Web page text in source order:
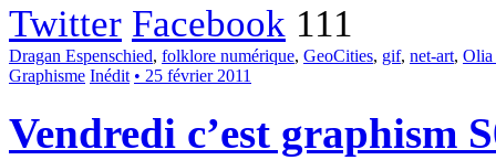
Twitter Facebook 111
Dragan Espenschied, folklore numérique, GeoCities, gif, net-art,
Graphisme Inédit • 25 février 2011
Vendredi c’est graphism